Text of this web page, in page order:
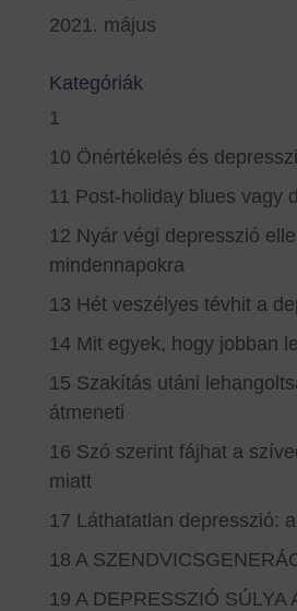
2021. május
Kategóriák
1
10 Önértékelés és
11 Post-holiday blues vagy
12 Nyár végi depresszió
mindennapokra
13 Hét veszélyes tévhit a
14 Mit egyek, hogy jobban
15 Szakítás utáni
átmeneti
16 Szó szerint fájhat a
miatt
17 Láthatatlan depresszió:
18 A
19 A DEPRESSZIÓ SÚLYA